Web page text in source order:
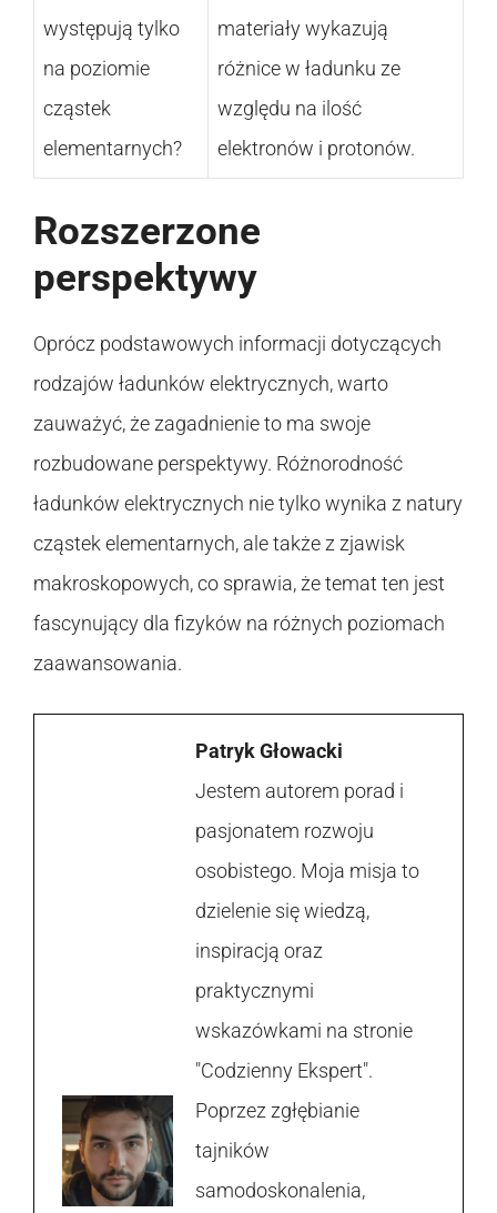
występują tylko
na poziomie
cząstek
elementarnych?
materiały wykazują
różnice w ładunku ze
względu na ilość
elektronów i protonów.
Rozszerzone
perspektywy
Oprócz podstawowych informacji dotyczących
rodzajów ładunków elektrycznych, warto
zauważyć, że zagadnienie to ma swoje
rozbudowane perspektywy. Różnorodność
ładunków elektrycznych nie tylko wynika z natury
cząstek elementarnych, ale także z zjawisk
makroskopowych, co sprawia, że temat ten jest
fascynujący dla fizyków na różnych poziomach
zaawansowania.
Patryk Głowacki
Jestem autorem porad i
pasjonatem rozwoju
osobistego. Moja misja to
dzielenie się wiedzą,
inspiracją oraz
praktycznymi
wskazówkami na stronie
"Codzienny Ekspert".
Poprzez zgłębianie
tajników
samodoskonalenia,